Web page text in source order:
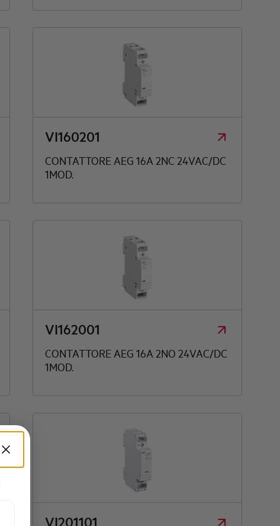
VI160201
CONTATTORE AEG 16A 2NC 24VAC/DC
1MOD.
VI162001
CONTATTORE AEG 16A 2NO 24VAC/DC
1MOD.
VI201101